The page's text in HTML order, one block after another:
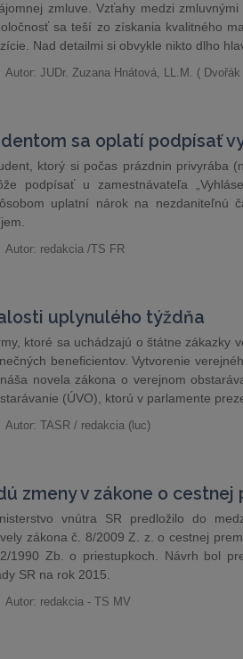
zmluve. Vzťahy medzi
sa teší zo získania kvalitného
Nad detailmi si obvykle nikto dlho
Autor: JUDr. Zuzana Hnátová, LL.M. (
sa oplatí podpísať
ktorý si počas prázdnin privyrába
podpísať u zamestnávateľa
uplatní nárok na nezdaniteľnú
Autor: redakcia /TS FR
uplynulého týždňa
ktoré sa uchádzajú o štátne zákazky
beneficientov. Vytvorenie
novela zákona o verejnom
(ÚVO), ktorú v parlamente
Autor: TASR / redakcia (luc)
zmeny v zákone o cestnej
vnútra SR predložilo do
zákona č. 8/2009 Z. z. o cestnej
1990 Zb. o priestupkoch. Návrh bol
SR na rok 2015.
Autor: redakcia - TS MV